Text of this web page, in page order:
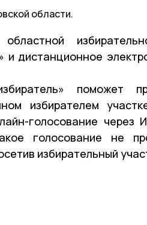
области.
и дистанционное
поможет
избирателем
голосование через
голосование не
избирательный